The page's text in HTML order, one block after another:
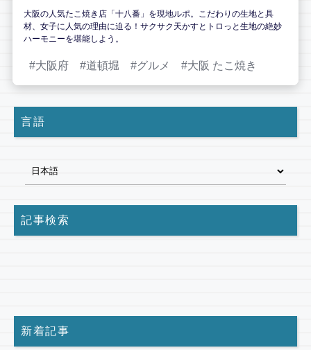
大阪の人気たこ焼き店「十八番」を現地ルポ。こだわりの生地と具
材、女子に人気の理由に迫る！サクサク天かすとトロっと生地の絶妙
ハーモニーを堪能しよう。
大阪府 道頓堀 グルメ 大阪 たこ焼き
言語
記事検索
新着記事